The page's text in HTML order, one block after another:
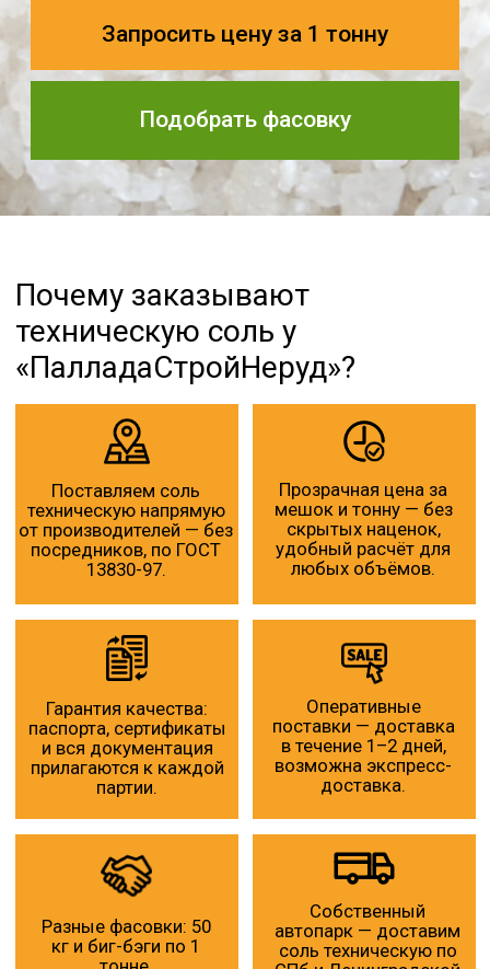
Скачать прайс-лист
Получить консультацию специалиста
Соль галит купить у нас возможно легко
и выгодно — доставка и лучшие цены на
рынке. Свяжитесь с нами, чтобы узнать
подробнее или оформить заказ.
Или позвоните нам по телефону:
8 (812) 982-80-82